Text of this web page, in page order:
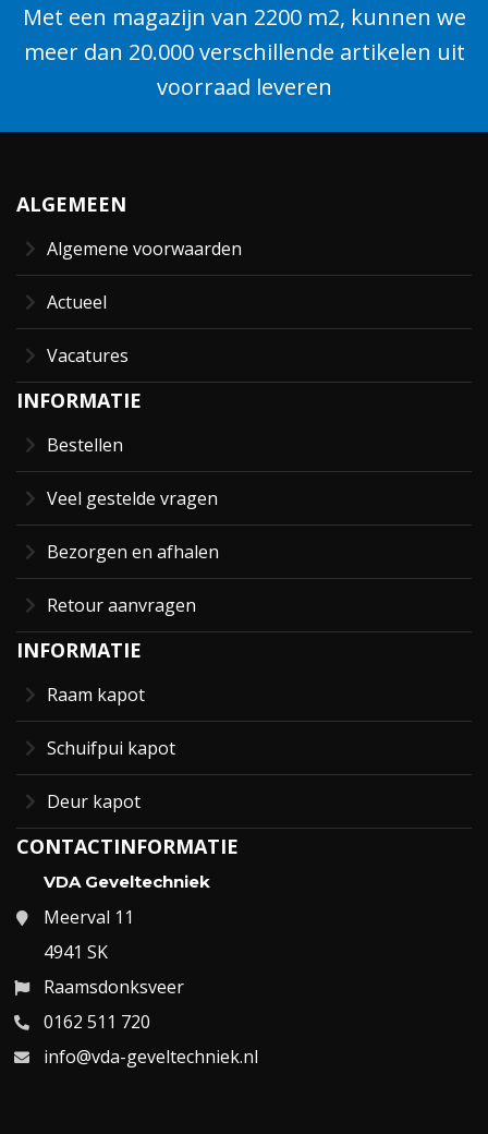
Met een magazijn van 2200 m2, kunnen we
meer dan 20.000 verschillende artikelen uit
voorraad leveren
ALGEMEEN
Algemene voorwaarden
Actueel
Vacatures
INFORMATIE
Bestellen
Veel gestelde vragen
Bezorgen en afhalen
Retour aanvragen
INFORMATIE
Raam kapot
Schuifpui kapot
Deur kapot
CONTACTINFORMATIE
VDA Geveltechniek
Meerval 11
4941 SK
Raamsdonksveer
0162 511 720
info@vda-geveltechniek.nl